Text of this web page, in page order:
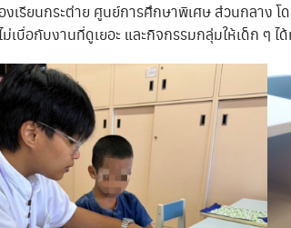
รียนกระต่าย ศูนย์การศึกษาพิเศษ ส่วนกลาง
บื่อกับงานที่ดูเยอะ และกิจกรรมกลุ่มให้เด็ก ๆ ไ